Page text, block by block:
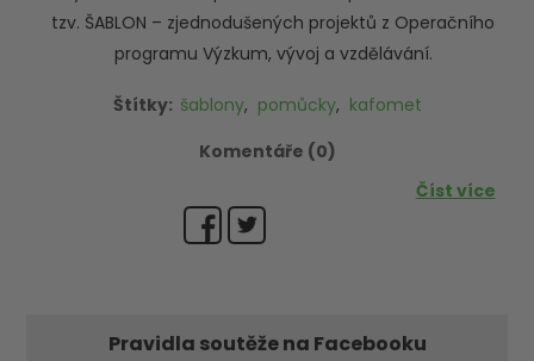
tzv. ŠABLON – zjednodušených projektů z Operačního
programu Výzkum, vývoj a vzdělávání.
Štítky: šablony, pomůcky, kafomet
Komentáře (0)
Číst více
Pravidla soutěže na Facebooku